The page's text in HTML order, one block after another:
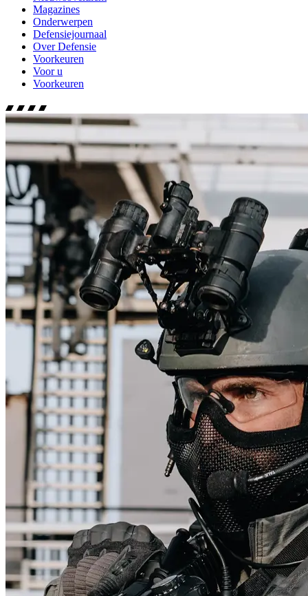
Magazines
Onderwerpen
Defensiejournaal
Over Defensie
Voorkeuren
Voor u
Voorkeuren